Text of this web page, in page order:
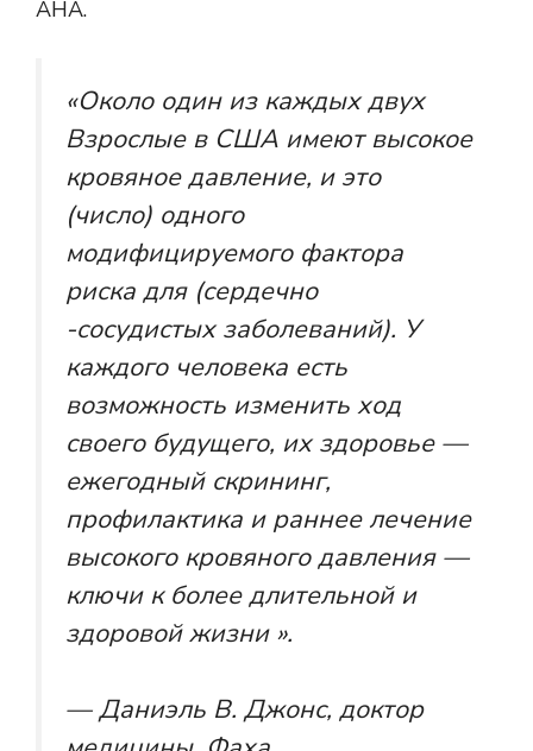
AHA.
«Около один из каждых двух
Взрослые в США имеют высокое
кровяное давление, и это
(число) одного
модифицируемого фактора
риска для (сердечно
-сосудистых заболеваний). У
каждого человека есть
возможность изменить ход
своего будущего, их здоровье —
ежегодный скрининг,
профилактика и раннее лечение
высокого кровяного давления —
ключи к более длительной и
здоровой жизни ».
— Даниэль В. Джонс, доктор